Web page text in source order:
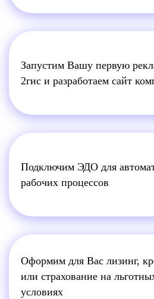
Запустим Вашу первую
2гис и разработаем сайт
Подключим ЭДО для
рабочих процессов
Оформим для Вас лизинг,
или страхование на
условиях